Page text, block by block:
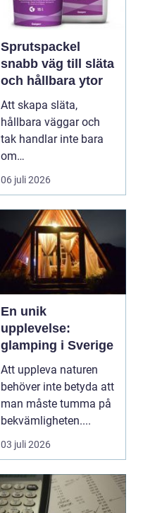
Sprutspackel
snabb väg till släta
och hållbara ytor
Att skapa släta,
hållbara väggar och
tak handlar inte bara
om
hantverksskicklighet.
Valet av materia...
06 juli 2026
En unik
upplevelse:
glamping i Sverige
Att uppleva naturen
behöver inte betyda att
man måste tumma på
bekvämligheten....
03 juli 2026